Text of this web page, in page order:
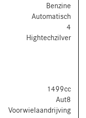
Benzine
Automatisch
4
Hightechzilver
1499cc
Aut8
Voorwielaandrijving